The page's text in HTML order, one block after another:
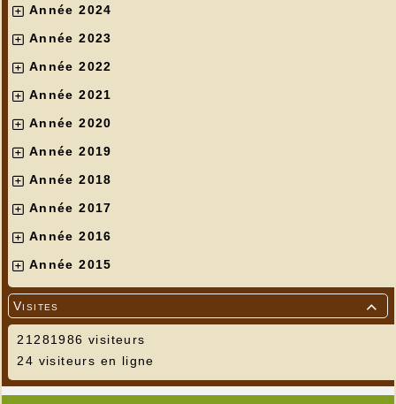
Année 2024
Année 2023
Année 2022
Année 2021
Année 2020
Année 2019
Année 2018
Année 2017
Année 2016
Année 2015

Visites
21281986 visiteurs
24 visiteurs en ligne